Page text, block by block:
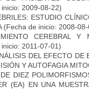
2009-08-22)
ESTUDIO
(Fecha de inicio: 2008-08-
CEREBRAL Y
2011-07-01)
DEL EFECTO DE
Y AUTOFAGIA
DIEZ
(EA) EN UNA